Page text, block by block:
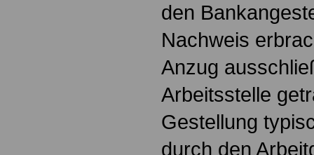
den
Nachweis
Anzug
Arbeitsstelle
Gestellung
durch den